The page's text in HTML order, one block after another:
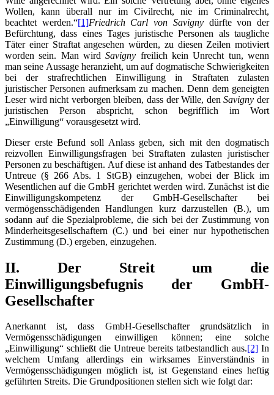
Wollen, kann überall nur im Civilrecht, nie im Criminalrecht,
beachtet werden.“[1]Friedrich Carl von Savignydürfte von der
Befürchtung, dass eines Tages juristische Personen als taugliche
Täter einer Straftat angesehen würden, zu diesen Zeilen motiviert
worden sein. Man wirdSavigny freilich kein Unrecht tun, wenn
man seine Aussage heranzieht, um auf dogmatische Schwierigkeiten
bei der strafrechtlichen Einwilligung in Straftaten zulasten
juristischer Personen aufmerksam zu machen. Denn dem geneigten
Leser wird nicht verborgen bleiben, dass der Wille, denSavigny der
juristischen Person abspricht, schon begrifflich im Wort
„Einwilligung“ vorausgesetzt wird.
Dieser erste Befund soll Anlass geben, sich mit den dogmatisch
reizvollen Einwilligungsfragen bei Straftaten zulasten juristischer
Personen zu beschäftigen. Auf diese ist anhand des Tatbestandes der
Untreue (§ 266 Abs. 1 StGB) einzugehen, wobei der Blick im
Wesentlichen auf die GmbH gerichtet werden wird. Zunächst ist die
Einwilligungskompetenz der GmbH-Gesellschafter bei
vermögensschädigenden Handlungen kurz darzustellen (B.), um
sodann auf die Spezialprobleme, die sich bei der Zustimmung von
Minderheitsgesellschaftern (C.) und bei einer nur hypothetischen
Zustimmung (D.) ergeben, einzugehen.
II. Der Streit um die
Einwilligungsbefugnis der GmbH-
Gesellschafter
Anerkannt ist, dass GmbH-Gesellschafter grundsätzlich in
Vermögensschädigungen einwilligen können; eine solche
„Einwilligung“ schließt die Untreue bereits tatbestandlich aus.[2] In
welchem Umfang allerdings ein wirksames Einverständnis in
Vermögensschädigungen möglich ist, ist Gegenstand eines heftig
geführten Streits. Die Grundpositionen stellen sich wie folgt dar: